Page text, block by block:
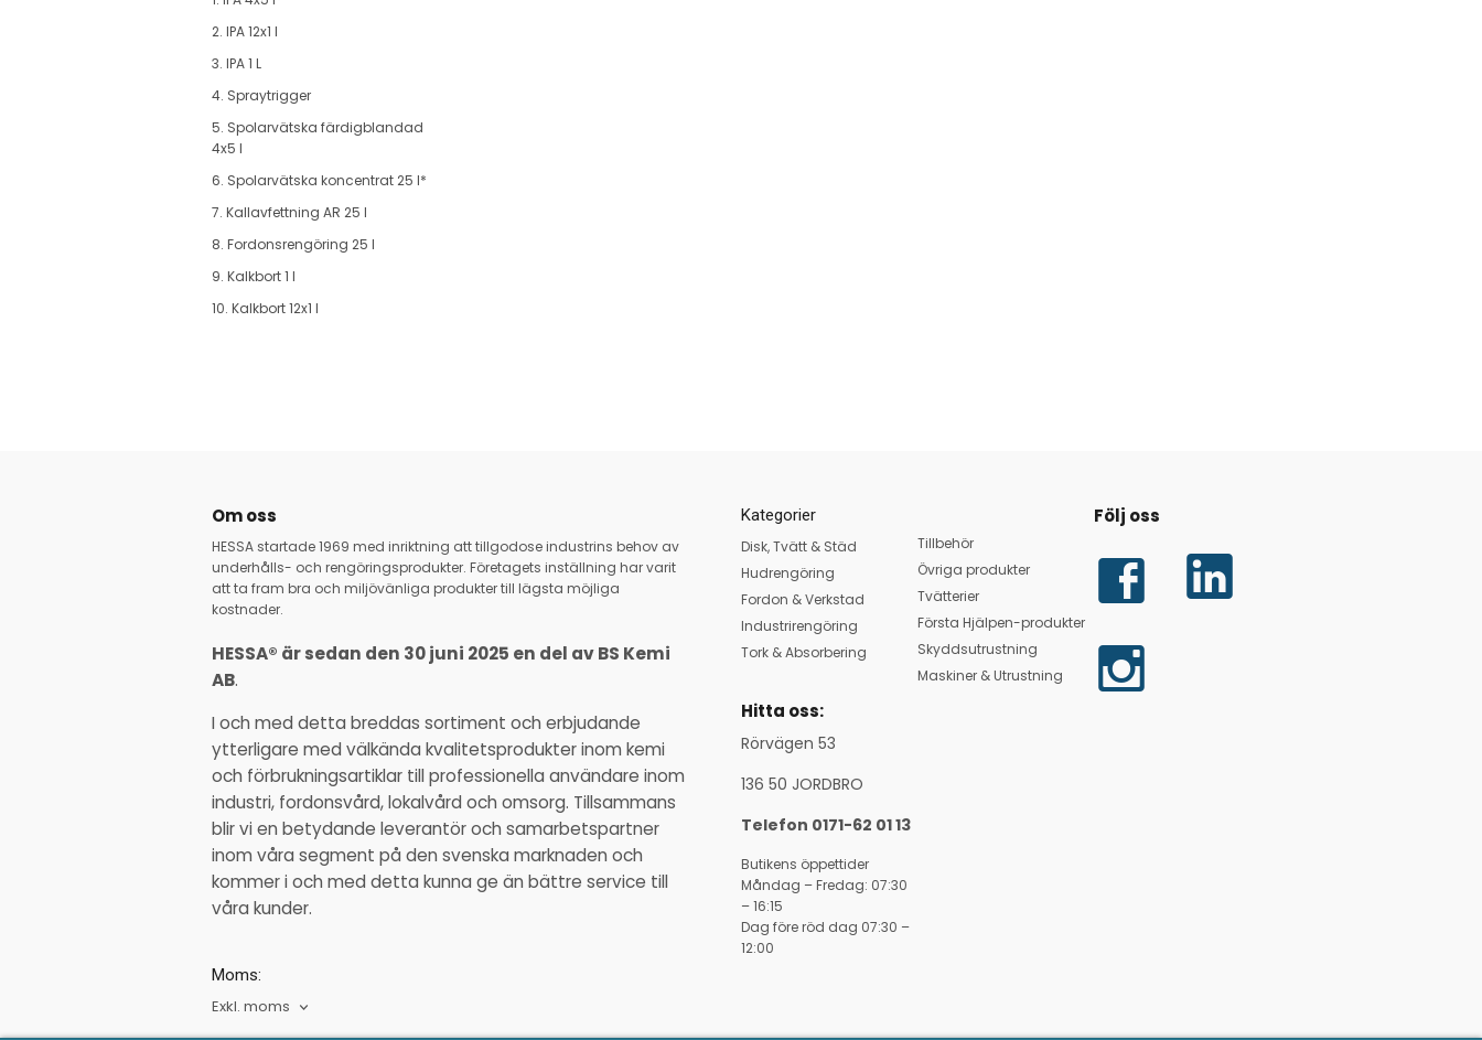
2. IPA 12x1 l
3. IPA 1 L
4. Spraytrigger
5. Spolarvätska färdigblandad
4x5 l
6. Spolarvätska koncentrat 25 l*
7. Kallavfettning AR 25 l
8. Fordonsrengöring 25 l
9. Kalkbort 1 l
10. Kalkbort 12x1 l
Om oss
HESSA startade 1969 med inriktning att tillgodose industrins behov av
underhålls- och rengöringsprodukter. Företagets inställning har varit
att ta fram bra och miljövänliga produkter till lägsta möjliga
kostnader.
HESSA® är sedan den 30 juni 2025 en del av BS Kemi
AB.
I och med detta breddas sortiment och erbjudande
ytterligare med välkända kvalitetsprodukter inom kemi
och förbrukningsartiklar till professionella användare inom
industri, fordonsvård, lokalvård och omsorg. Tillsammans
blir vi en betydande leverantör och samarbetspartner
inom våra segment på den svenska marknaden och
kommer i och med detta kunna ge än bättre service till
våra kunder.
Moms:
Exkl. moms
Kategorier
Disk, Tvätt & Städ
Hudrengöring
Fordon & Verkstad
Industrirengöring
Tork & Absorbering
Hitta oss:
Rörvägen 53
136 50 JORDBRO
Telefon 0171-62 01 13
Butikens öppettider
Måndag – Fredag: 07:30
– 16:15
Dag före röd dag 07:30 –
12:00
Tillbehör
Övriga produkter
Tvätterier
Första Hjälpen-produkter
Skyddsutrustning
Maskiner & Utrustning
Följ oss